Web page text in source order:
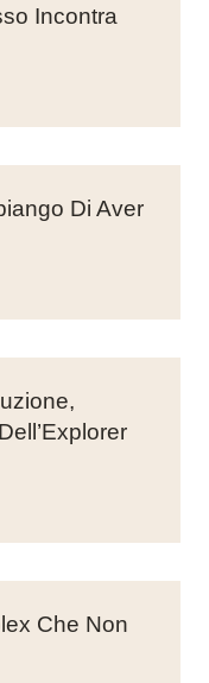
Incontra
Di Aver
Che Non